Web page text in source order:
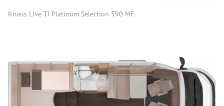
Knaus L!ve TI Platinum Selection 590 MF